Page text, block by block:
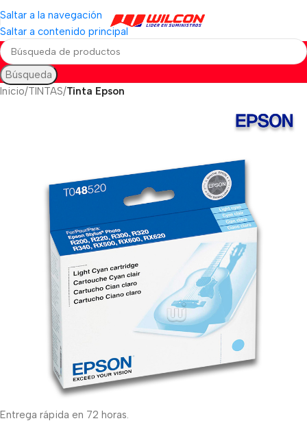
Saltar a la navegación
Saltar a contenido principal
Búsqueda
Inicio TINTAS Tinta Epson
Entrega rápida en 72 horas.